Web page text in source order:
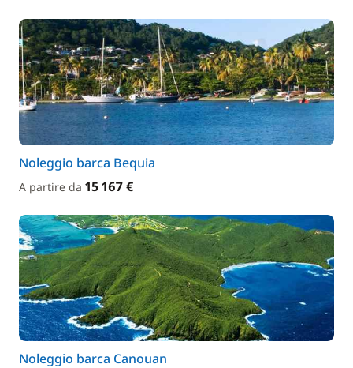
Noleggio barca Bequia
A partire da 15 167 €
Noleggio barca Canouan